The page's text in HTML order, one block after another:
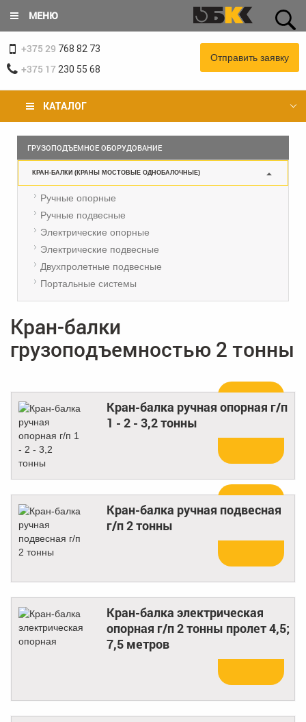
основному
содержанию
МЕНЮ
+375 29 768 82 73
+375 17 230 55 68
Отправить заявку
КАТАЛОГ
Вы
здесь
ГРУЗОПОДЪЕМНОЕ ОБОРУДОВАНИЕ
КРАН-БАЛКИ (КРАНЫ МОСТОВЫЕ ОДНОБАЛОЧНЫЕ)
Ручные опорные
Ручные подвесные
Электрические опорные
Электрические подвесные
Двухпролетные подвесные
Портальные системы
Кран-балки
грузоподъемностью 2 тонны
Кран-балка ручная опорная г/п
1 - 2 - 3,2 тонны
Кран-балка ручная подвесная
г/п 2 тонны
Кран-балка электрическая
опорная г/п 2 тонны пролет 4,5;
7,5 метров